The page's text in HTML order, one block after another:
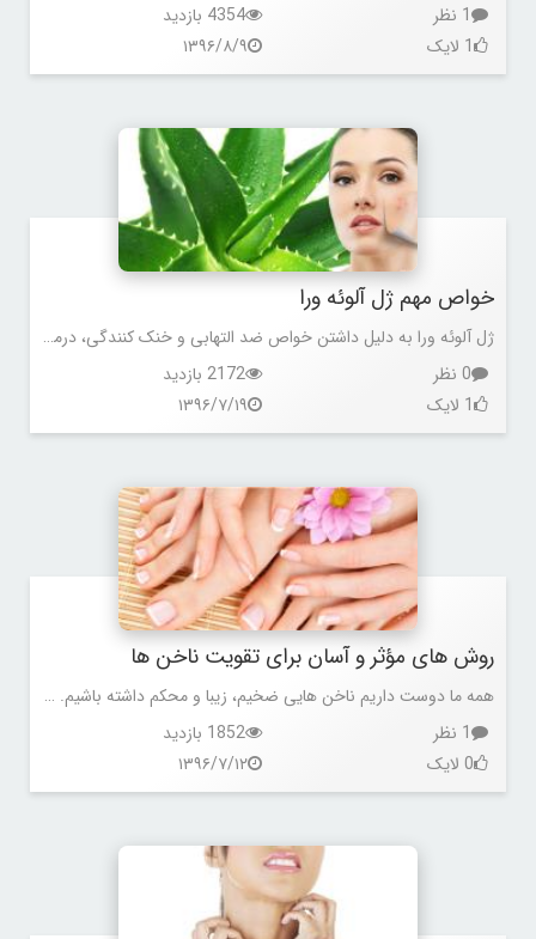
1 نظر
4354 بازدید
1 لایک
۱۳۹۶/۸/۹
خواص مهم ژل آلوئه ورا
ژل آلوئه ورا به دلیل داشتن خواص ضد التهابی و خنک کنندگی، درمانی عالی برای پوست هایی است که دچار آفتاب سوختگی شده اند.
0 نظر
2172 بازدید
1 لایک
۱۳۹۶/۷/۱۹
روش های مؤثر و آسان برای تقویت ناخن ها
همه ما دوست داریم ناخن هایی ضخیم، زیبا و محکم داشته باشیم. ولی بعضی ناخن ها خیلی زود شکننده، ضعیف و نازک می شوند.
1 نظر
1852 بازدید
0 لایک
۱۳۹۶/۷/۱۲